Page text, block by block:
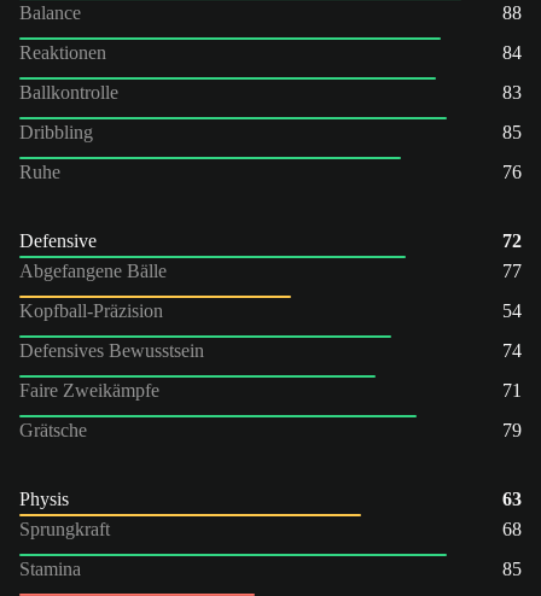
Balance
88
Reaktionen
84
Ballkontrolle
83
Dribbling
85
Ruhe
76
Defensive
72
Abgefangene Bälle
77
Kopfball-Präzision
54
Defensives Bewusstsein
74
Faire Zweikämpfe
71
Grätsche
79
Physis
63
Sprungkraft
68
Stamina
85